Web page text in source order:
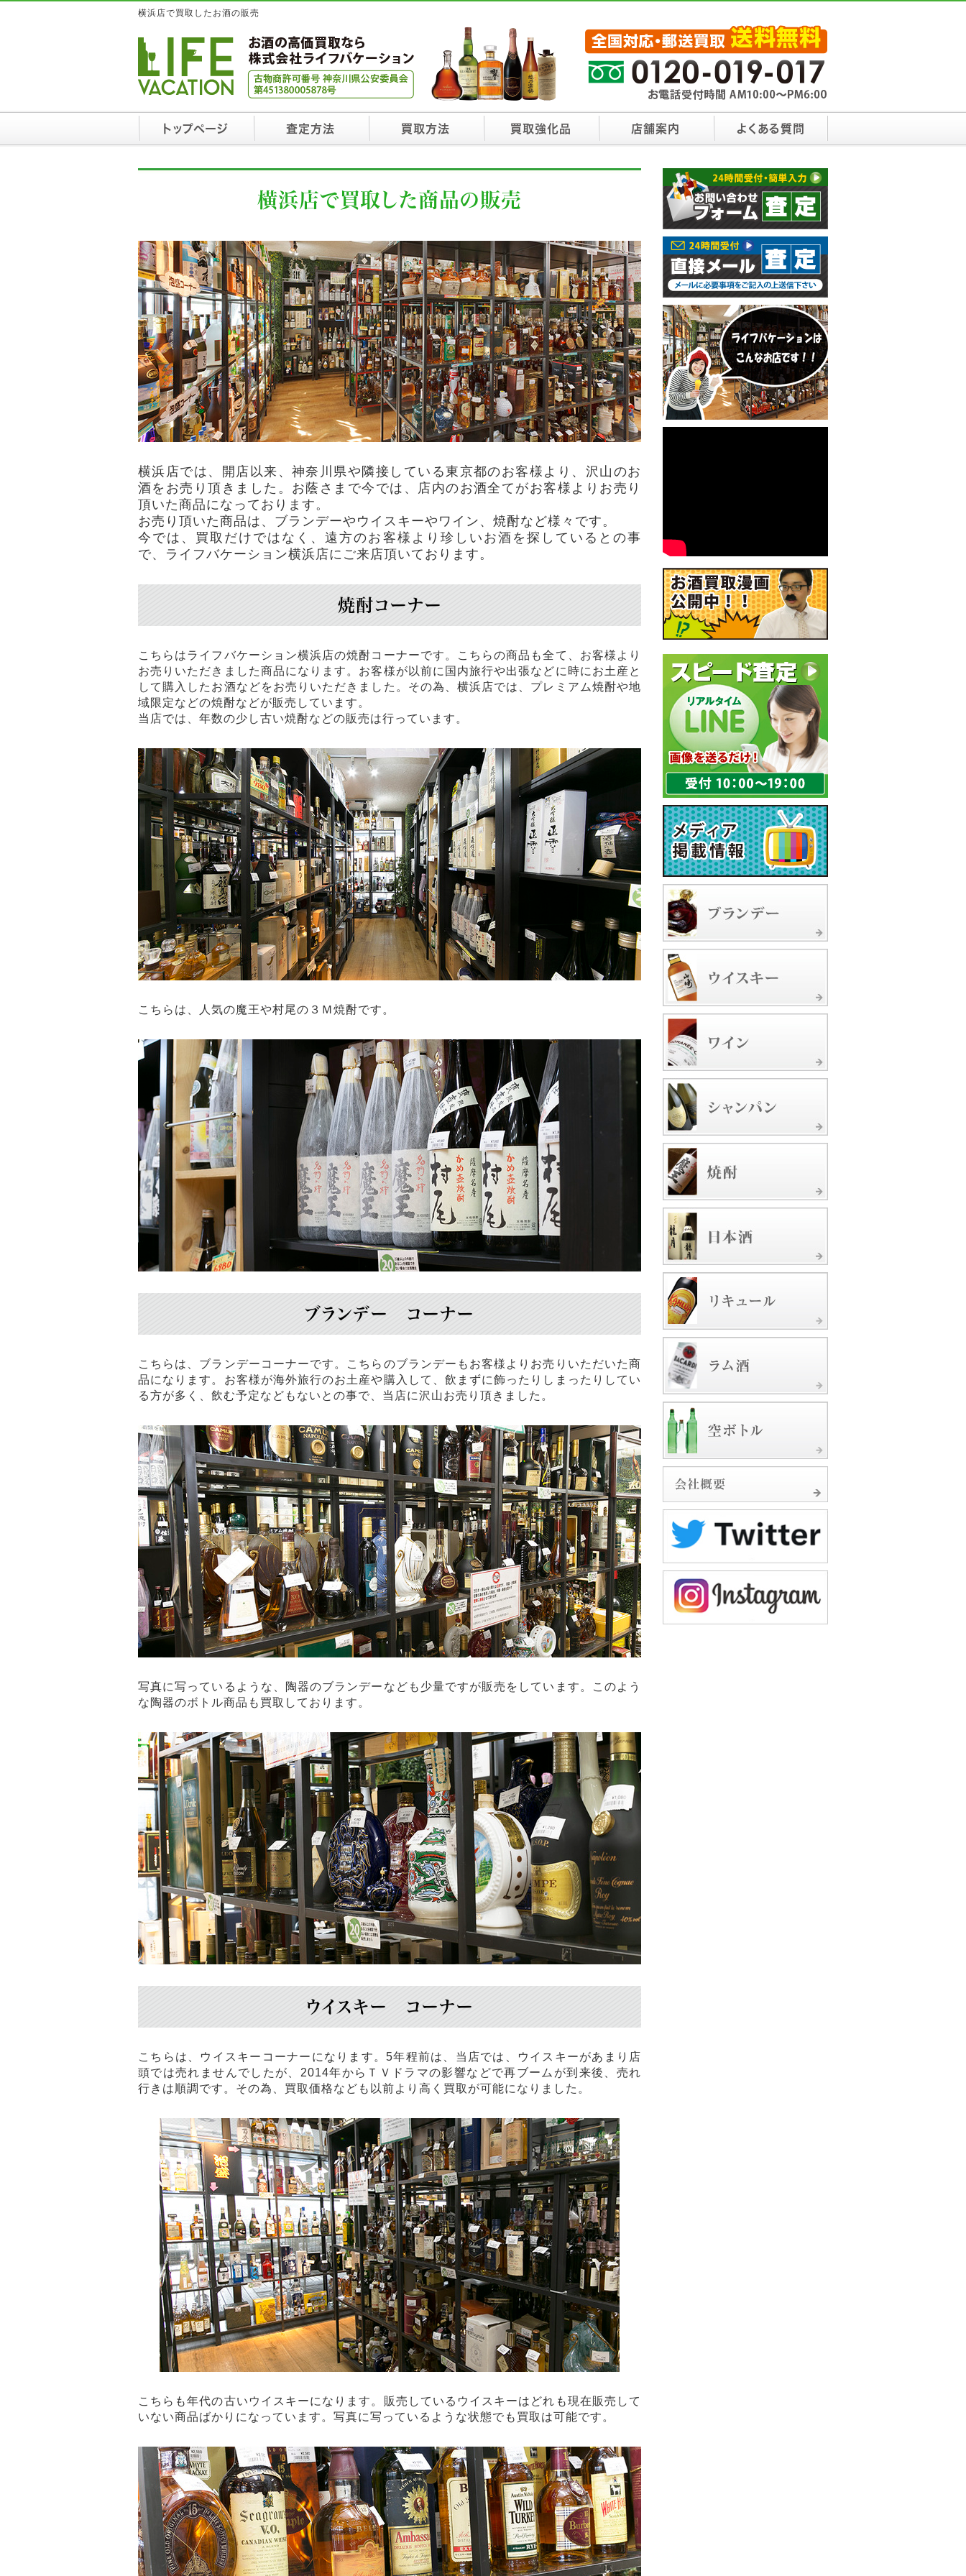
横浜店で買取したお酒の販売
トップページ 査定方法 買取方法 買取強化品 店舗案内 よくある質問
横浜店で買取した商品の販売
横浜店では、開店以来、神奈川県や隣接している東京都のお客様より、沢山のお
酒をお売り頂きました。お蔭さまで今では、店内のお酒全てがお客様よりお売り
頂いた商品になっております。
お売り頂いた商品は、ブランデーやウイスキーやワイン、焼酎など様々です。
今では、買取だけではなく、遠方のお客様より珍しいお酒を探しているとの事
で、ライフバケーション横浜店にご来店頂いております。
焼酎コーナー
こちらはライフバケーション横浜店の焼酎コーナーです。こちらの商品も全て、お客様より
お売りいただきました商品になります。お客様が以前に国内旅行や出張などに時にお土産と
して購入したお酒などをお売りいただきました。その為、横浜店では、プレミアム焼酎や地
域限定などの焼酎などが販売しています。
当店では、年数の少し古い焼酎などの販売は行っています。
こちらは、人気の魔王や村尾の３Ｍ焼酎です。
ブランデー コーナー
こちらは、ブランデーコーナーです。こちらのブランデーもお客様よりお売りいただいた商
品になります。お客様が海外旅行のお土産や購入して、飲まずに飾ったりしまったりしてい
る方が多く、飲む予定などもないとの事で、当店に沢山お売り頂きました。
写真に写っているような、陶器のブランデーなども少量ですが販売をしています。このよう
な陶器のボトル商品も買取しております。
ウイスキー コーナー
こちらは、ウイスキーコーナーになります。5年程前は、当店では、ウイスキーがあまり店
頭では売れませんでしたが、2014年からＴＶドラマの影響などで再ブームが到来後、売れ
行きは順調です。その為、買取価格なども以前より高く買取が可能になりました。
こちらも年代の古いウイスキーになります。販売しているウイスキーはどれも現在販売して
いない商品ばかりになっています。写真に写っているような状態でも買取は可能です。